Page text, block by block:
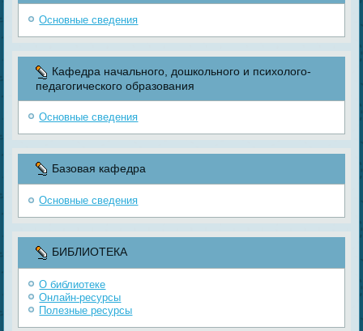
Основные сведения
Кафедра начального, дошкольного и психолого-
педагогического образования
Основные сведения
Базовая кафедра
Основные сведения
БИБЛИОТЕКА
О библиотеке
Онлайн-ресурсы
Полезные ресурсы